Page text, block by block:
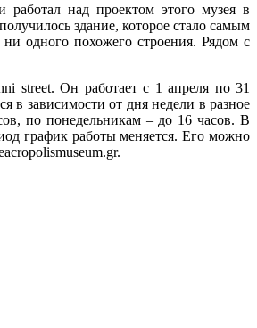
над проектом этого музея в
здание, которое стало самым
одного похожего строения. Рядом c
street. Он работает с 1 апреля по 31
в зависимости от дня недели в разное
по понедельникам – до 16 часов. В
график работы меняется. Его можно